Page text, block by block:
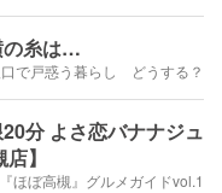
の糸は…
で戸惑う暮らし どうする？
分 よさ恋バナナジュ
】
ほぼ高槻』グルメガイドvol.1